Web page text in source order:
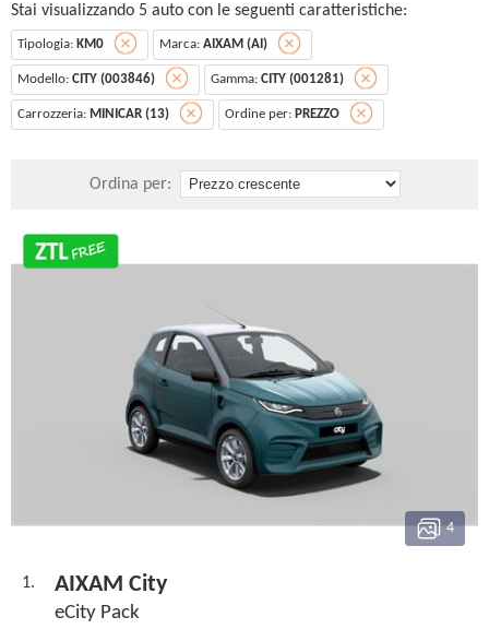
Stai visualizzando 5 auto con le seguenti caratteristiche:
Tipologia: KM0 Marca: AIXAM (AI)
Modello: CITY (003846) Gamma: CITY (001281)
Carrozzeria: MINICAR (13) Ordine per: PREZZO
Ordina per:
4
1. AIXAM City
eCity Pack